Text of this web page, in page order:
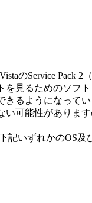
のService Pack 2
見るためのソフト
るようになって
可能性がありま
いずれかのOS及